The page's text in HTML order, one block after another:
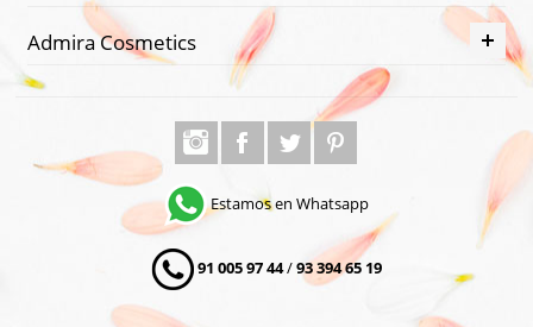
Admira Cosmetics
Estamos en Whatsapp
91 005 97 44/93 394 65 19